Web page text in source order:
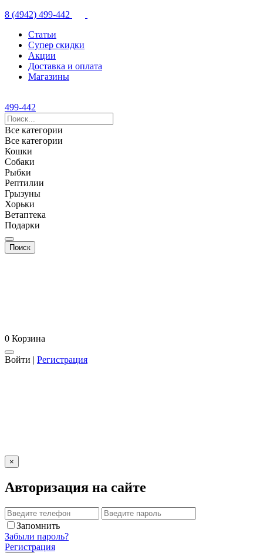
8 (4942) 499-442
Статьи
Супер скидки
Акции
Доставка и оплата
Магазины
499-442
Все категории
Все категории
Кошки
Собаки
Рыбки
Рептилии
Грызуны
Хорьки
Ветаптека
Подарки
0 Корзина
Войти | Регистрация
×
Авторизация на сайте
Запомнить
Забыли пароль?
Регистрация